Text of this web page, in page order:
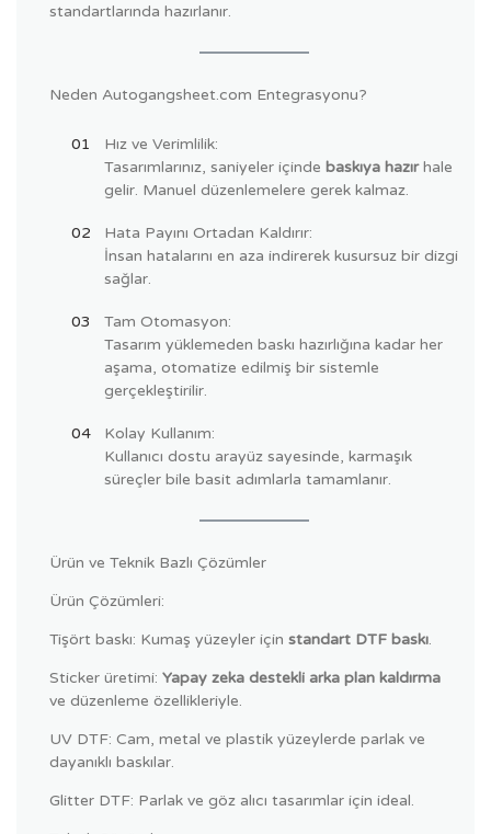
standartlarında hazırlanır.
Neden Autogangsheet.com Entegrasyonu?
Hız ve Verimlilik:
Tasarımlarınız, saniyeler içinde baskıya hazırhale
gelir. Manuel düzenlemelere gerek kalmaz.
Hata Payını Ortadan Kaldırır:
İnsan hatalarını en aza indirerek kusursuz bir dizgi
sağlar.
Tam Otomasyon:
Tasarım yüklemeden baskı hazırlığına kadar her
aşama, otomatize edilmiş bir sistemle
gerçekleştirilir.
Kolay Kullanım:
Kullanıcı dostu arayüz sayesinde, karmaşık
süreçler bile basit adımlarla tamamlanır.
Ürün ve Teknik Bazlı Çözümler
Ürün Çözümleri:
Tişört baskı: Kumaş yüzeyler için standart DTF baskı.
Sticker üretimi: Yapay zeka destekli arka plan kaldırma
ve düzenleme özellikleriyle.
UV DTF: Cam, metal ve plastik yüzeylerde parlak ve
dayanıklı baskılar.
Glitter DTF: Parlak ve göz alıcı tasarımlar için ideal.